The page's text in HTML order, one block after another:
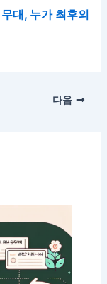
대, 누가 최후의
다음